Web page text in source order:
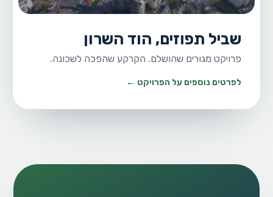
שביל תפוזים, הוד השרון
פרויקט מגורים שהושלם. הקרקע שהפכה לשכונה.
לפרטים נוספים על הפרויקט ←